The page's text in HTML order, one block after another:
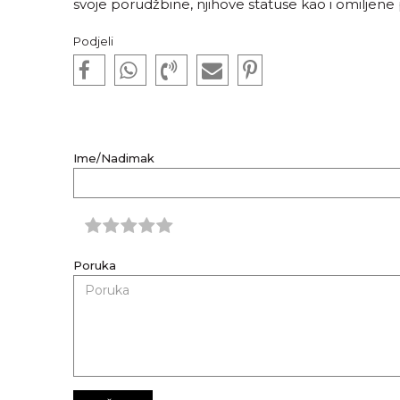
svoje porudžbine, njihove statuse kao i omiljene
Podjeli
Ime/Nadimak
Poruka